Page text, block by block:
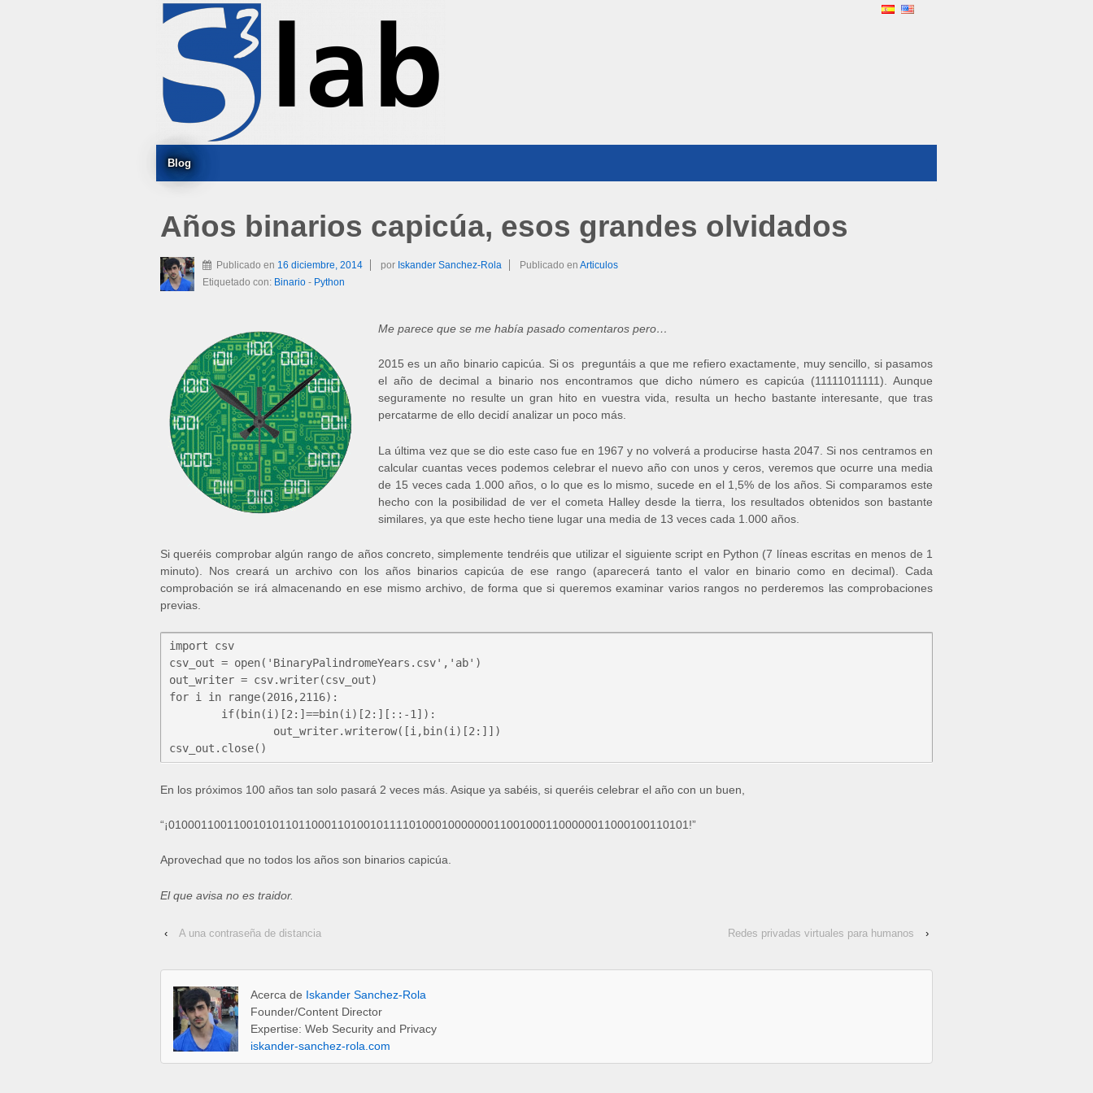
Blog
Años binarios capicúa, esos grandes olvidados
Publicado en 16 diciembre, 2014 por Iskander Sanchez-Rola Publicado en Articulos
Etiquetado con: Binario - Python
Me parece que se me había pasado comentaros pero…
2015 es un año binario capicúa. Si os preguntáis a que me refiero exactamente, muy sencillo, si pasamos
el año de decimal a binario nos encontramos que dicho número es capicúa (11111011111). Aunque
seguramente no resulte un gran hito en vuestra vida, resulta un hecho bastante interesante, que tras
percatarme de ello decidí analizar un poco más.
La última vez que se dio este caso fue en 1967 y no volverá a producirse hasta 2047. Si nos centramos en
calcular cuantas veces podemos celebrar el nuevo año con unos y ceros, veremos que ocurre una media
de 15 veces cada 1.000 años, o lo que es lo mismo, sucede en el 1,5% de los años. Si comparamos este
hecho con la posibilidad de ver el cometa Halley desde la tierra, los resultados obtenidos son bastante
similares, ya que este hecho tiene lugar una media de 13 veces cada 1.000 años.
Si queréis comprobar algún rango de años concreto, simplemente tendréis que utilizar el siguiente script en Python (7 líneas escritas en menos de 1
minuto). Nos creará un archivo con los años binarios capicúa de ese rango (aparecerá tanto el valor en binario como en decimal). Cada
comprobación se irá almacenando en ese mismo archivo, de forma que si queremos examinar varios rangos no perderemos las comprobaciones
previas.
import csv
csv_out = open('BinaryPalindromeYears.csv','ab')
out_writer = csv.writer(csv_out)
for i in range(2016,2116):
En los próximos 100 años tan solo pasará 2 veces más. Asique ya sabéis, si queréis celebrar el año con un buen,
“¡01000110011001010110110001101001011110100010000000110010001100000011000100110101!”
Aprovechad que no todos los años son binarios capicúa.
El que avisa no es traidor.
‹ A una contraseña de distancia Redes privadas virtuales para humanos ›
Acerca de Iskander Sanchez-Rola
Founder/Content Director
Expertise: Web Security and Privacy
iskander-sanchez-rola.com